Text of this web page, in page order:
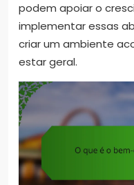
podem apoiar o
implementar essas
criar um ambiente
estar geral.